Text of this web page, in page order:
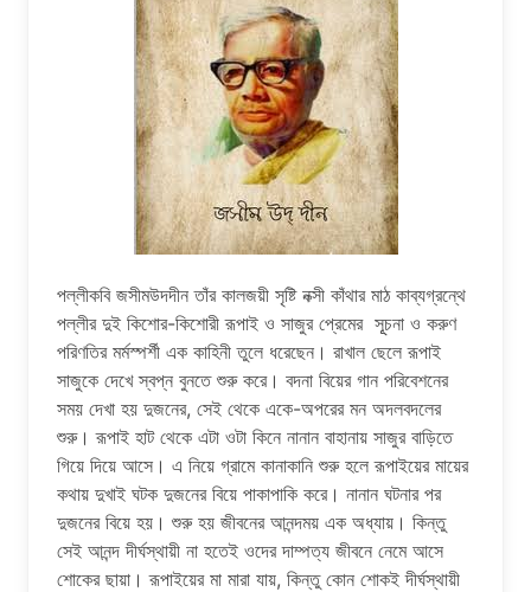
পল্লীকবি জসীমউদদীন তাঁর কালজয়ী সৃষ্টি নক্সী কাঁথার মাঠ কাব্যগ্রন্থে
পল্লীর দুই কিশোর-কিশোরী রূপাই ও সাজুর প্রেমের সূূচনা ও করুণ
পরিণতির মর্মস্পর্শী এক কাহিনী তুলে ধরেছেন। রাখাল ছেলে রূপাই
সাজুকে দেখে স্বপ্ন বুনতে শুরু করে। বদনা বিয়ের গান পরিবেশনের
সময় দেখা হয় দুজনের, সেই থেকে একে-অপরের মন অদলবদলের
শুরু। রূপাই হাট থেকে এটা ওটা কিনে নানান বাহানায় সাজুর বাড়িতে
গিয়ে দিয়ে আসে। এ নিয়ে গ্রামে কানাকানি শুরু হলে রূপাইয়ের মায়ের
কথায় দুখাই ঘটক দুজনের বিয়ে পাকাপাকি করে। নানান ঘটনার পর
দুজনের বিয়ে হয়। শুরু হয় জীবনের আনন্দময় এক অধ্যায়। কিন্তু
সেই আনন্দ দীর্ঘস্থায়ী না হতেই ওদের দাম্পত্য জীবনে নেমে আসে
শোকের ছায়া। রূপাইয়ের মা মারা যায়, কিন্তু কোন শোকই দীর্ঘস্থায়ী